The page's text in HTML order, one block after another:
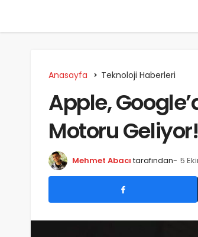
Anasayfa Teknoloji Haberleri
Apple,
Motoru Geliyor!
Mehmet Abacı tarafından 5